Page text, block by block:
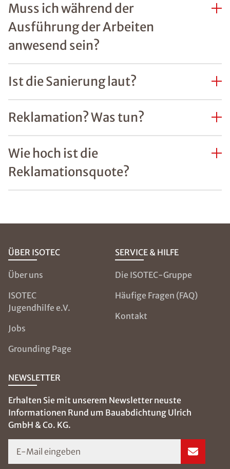
Muss ich während der
Ausführung der Arbeiten
anwesend sein?
Ist die Sanierung laut?
Reklamation? Was tun?
Wie hoch ist die
Reklamationsquote?
ÜBER ISOTEC
Über uns
ISOTEC
Jugendhilfe e.V.
Jobs
Grounding Page
SERVICE & HILFE
Die ISOTEC-Gruppe
Häufige Fragen (FAQ)
Kontakt
NEWSLETTER
Erhalten Sie mit unserem Newsletter neuste
Informationen Rund um Bauabdichtung Ulrich
GmbH & Co. KG.
E-Mail eingeben